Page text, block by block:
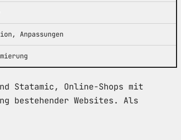
Anpassungen
Statamic, Online-Shops mit
bestehender Websites. Als